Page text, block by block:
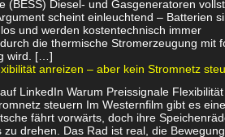
(BESS) Diesel- und Gasgeneratoren
scheint einleuchtend – Batterien
und werden kostentechnisch immer
die thermische Stromerzeugung mit
wird. […]
anreizen – aber kein Stromnetz
LinkedIn Warum Preissignale Flexibilität
steuern Im Westernfilm gibt es
fährt vorwärts, doch ihre
zu drehen. Das Rad ist real, die